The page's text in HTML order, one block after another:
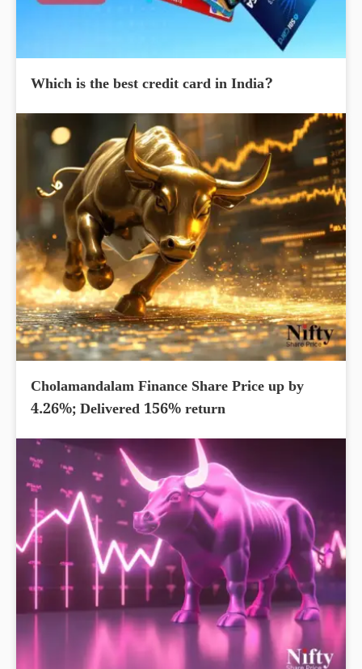
Which is the best credit card in India?
Cholamandalam Finance Share Price up by
4.26%; Delivered 156% return